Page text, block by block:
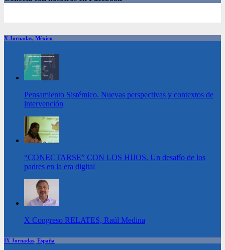
X Jornadas, México
Pensamiento Sistémico. Nuevas perspectivas y contextos de
intervención
“CONECTARSE” CON LOS HIJOS. Un desafío de los
padres en la era digital
X Congreso RELATES, Raúl Medina
IX Jornadas, España